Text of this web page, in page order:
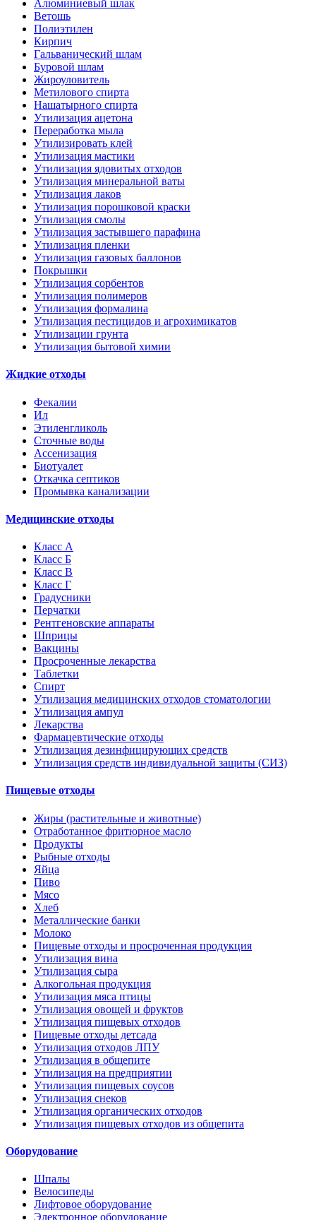
Алюминиевый шлак
Ветошь
Полиэтилен
Кирпич
Гальванический шлам
Буровой шлам
Жироуловитель
Метилового спирта
Нашатырного спирта
Утилизация ацетона
Переработка мыла
Утилизировать клей
Утилизация мастики
Утилизация ядовитых отходов
Утилизация минеральной ваты
Утилизация лаков
Утилизация порошковой краски
Утилизация смолы
Утилизация застывшего парафина
Утилизация пленки
Утилизация газовых баллонов
Покрышки
Утилизация сорбентов
Утилизация полимеров
Утилизация формалина
Утилизация пестицидов и агрохимикатов
Утилизации грунта
Утилизация бытовой химии
Жидкие отходы
Фекалии
Ил
Этиленгликоль
Сточные воды
Ассенизация
Биотуалет
Откачка септиков
Промывка канализации
Медицинские отходы
Класс А
Класс Б
Класс В
Класс Г
Градусники
Перчатки
Рентгеновские аппараты
Шприцы
Вакцины
Просроченные лекарства
Таблетки
Спирт
Утилизация медицинских отходов стоматологии
Утилизация ампул
Лекарства
Фармацевтические отходы
Утилизация дезинфицирующих средств
Утилизация средств индивидуальной защиты (СИЗ)
Пищевые отходы
Жиры (растительные и животные)
Отработанное фритюрное масло
Продукты
Рыбные отходы
Яйца
Пиво
Мясо
Хлеб
Металлические банки
Молоко
Пищевые отходы и просроченная продукция
Утилизация вина
Утилизация сыра
Алкогольная продукция
Утилизация мяса птицы
Утилизация овощей и фруктов
Утилизация пищевых отходов
Пищевые отходы детсада
Утилизация отходов ЛПУ
Утилизация в общепите
Утилизация на предприятии
Утилизация пищевых соусов
Утилизация снеков
Утилизация органических отходов
Утилизация пищевых отходов из общепита
Оборудование
Шпалы
Велосипеды
Лифтовое оборудование
Электронное оборудование